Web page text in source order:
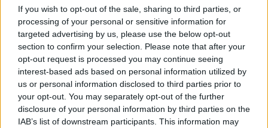
If you wish to opt-out of the sale, sharing to third parties, or
processing of your personal or sensitive information for
targeted advertising by us, please use the below opt-out
section to confirm your selection. Please note that after your
opt-out request is processed you may continue seeing
interest-based ads based on personal information utilized by
us or personal information disclosed to third parties prior to
your opt-out. You may separately opt-out of the further
disclosure of your personal information by third parties on the
IAB’s list of downstream participants. This information may